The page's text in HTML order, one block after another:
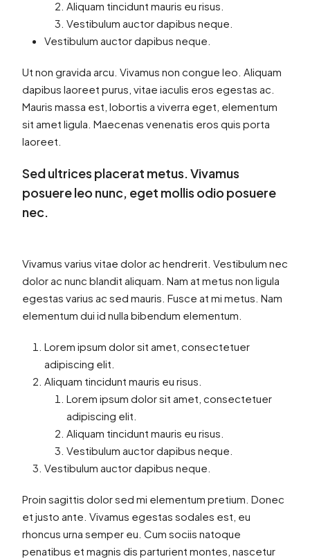
Aliquam tincidunt mauris eu risus.
Vestibulum auctor dapibus neque.
Vestibulum auctor dapibus neque.
Ut non gravida arcu. Vivamus non congue leo. Aliquam
dapibus laoreet purus, vitae iaculis eros egestas ac.
Mauris massa est, lobortis a viverra eget, elementum
sit amet ligula. Maecenas venenatis eros quis porta
laoreet.
Sed ultrices placerat metus. Vivamus
posuere leo nunc, eget mollis odio posuere
nec.
Vivamus varius vitae dolor ac hendrerit. Vestibulum nec
dolor ac nunc blandit aliquam. Nam at metus non ligula
egestas varius ac sed mauris. Fusce at mi metus. Nam
elementum dui id nulla bibendum elementum.
Lorem ipsum dolor sit amet, consectetuer
adipiscing elit.
Aliquam tincidunt mauris eu risus.
Lorem ipsum dolor sit amet, consectetuer
adipiscing elit.
Aliquam tincidunt mauris eu risus.
Vestibulum auctor dapibus neque.
Vestibulum auctor dapibus neque.
Proin sagittis dolor sed mi elementum pretium. Donec
et justo ante. Vivamus egestas sodales est, eu
rhoncus urna semper eu. Cum sociis natoque
penatibus et magnis dis parturient montes, nascetur